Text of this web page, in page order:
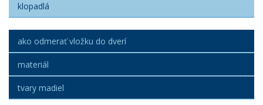
klopadlá
ako odmerať vložku do dverí
materiál
tvary madiel